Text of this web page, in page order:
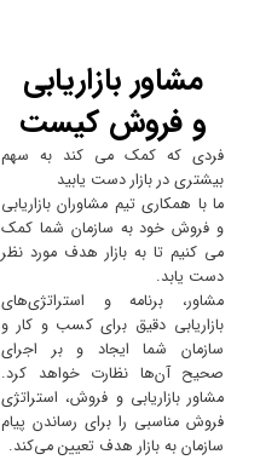
مشاور بازاریابی
و فروش کیست
فردی که کمک می کند به سهم
بیشتری در بازار دست یابید
ما با همکاری تیم مشاوران بازاریابی
و فروش خود به سازمان شما کمک
می کنیم تا به بازار هدف مورد نظر
دست یابد.
مشاور، برنامه و استراتژی‌های
بازاریابی دقیق برای کسب و کار و
سازمان شما ایجاد و بر اجرای
صحیح آن‌ها نظارت خواهد کرد.
مشاور بازاریابی و فروش، استراتژی
فروش مناسبی را برای رساندن پیام
سازمان به بازار هدف تعیین می‌کند.